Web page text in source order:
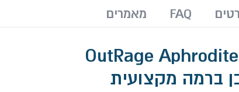
ברמה מקצועית
FAQ מאמרים